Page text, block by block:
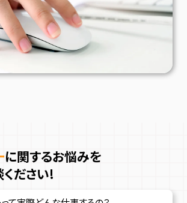
に関するお悩みを
ださい!